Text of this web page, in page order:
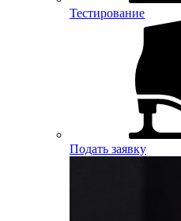
Тестирование
Подать заявку